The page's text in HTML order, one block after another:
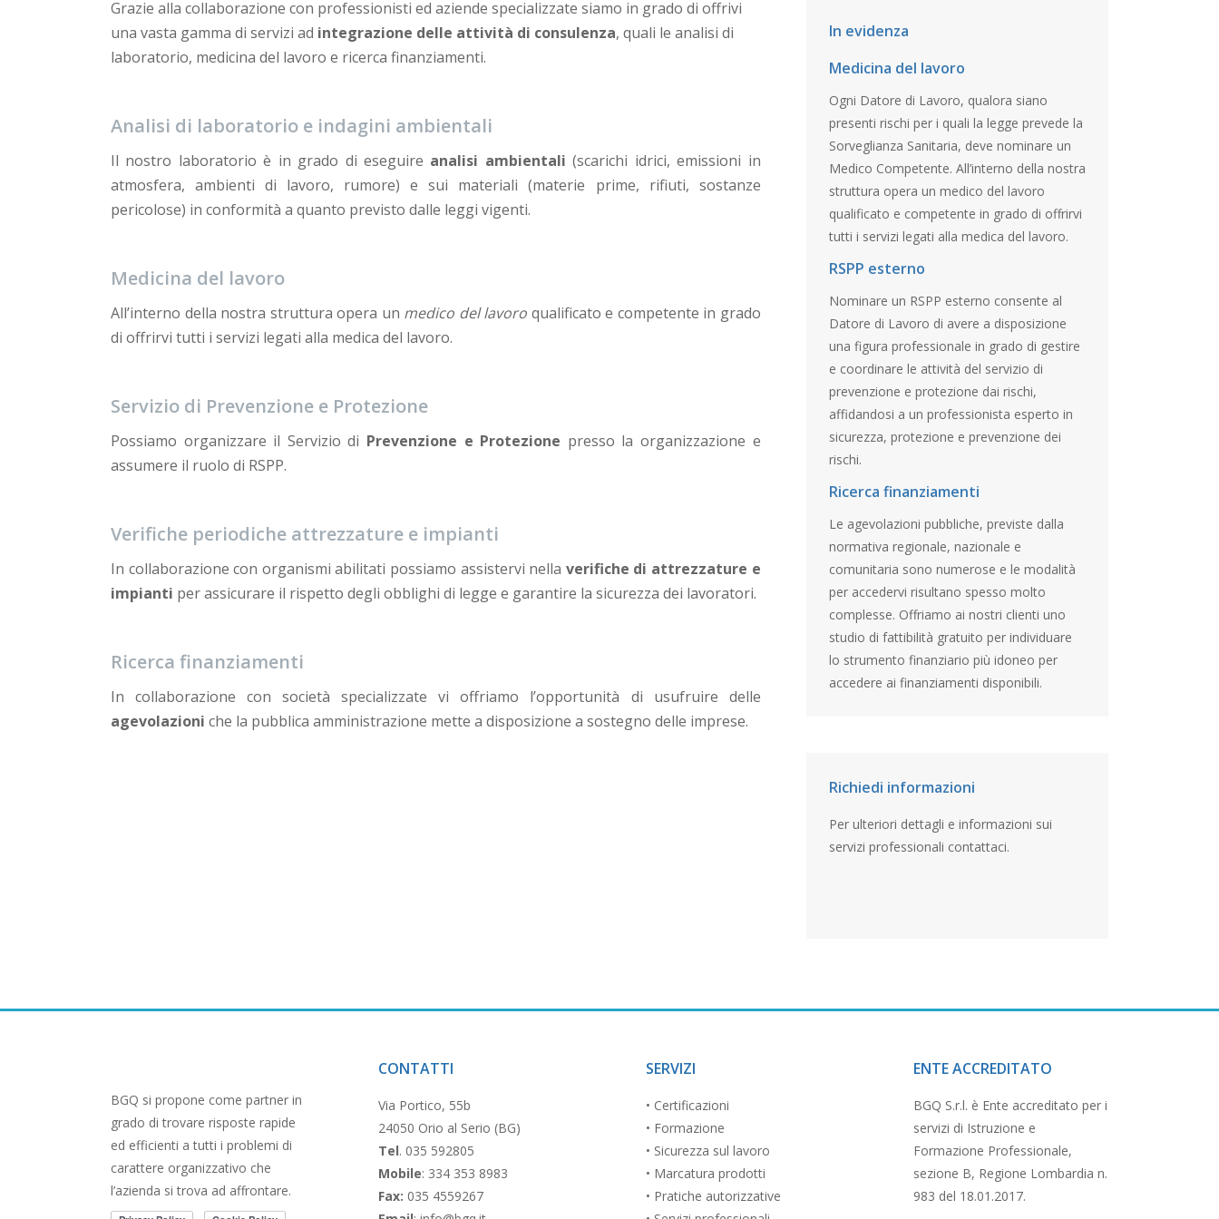
Grazie alla collaborazione con professionisti ed aziende specializzate siamo in grado di offrivi
una vasta gamma di servizi ad integrazione delle attività di consulenza, quali le analisi di
laboratorio, medicina del lavoro e ricerca finanziamenti.
Analisi di laboratorio e indagini ambientali
Il nostro laboratorio è in grado di eseguire analisi ambientali (scarichi idrici, emissioni in
atmosfera, ambienti di lavoro, rumore) e sui materiali (materie prime, rifiuti, sostanze
pericolose) in conformità a quanto previsto dalle leggi vigenti.
Medicina del lavoro
All’interno della nostra struttura opera un medico del lavoro qualificato e competente in grado
di offrirvi tutti i servizi legati alla medica del lavoro.
Servizio di Prevenzione e Protezione
Possiamo organizzare il Servizio di Prevenzione e Protezione presso la organizzazione e
assumere il ruolo di RSPP.
Verifiche periodiche attrezzature e impianti
In collaborazione con organismi abilitati possiamo assistervi nella verifiche di attrezzature e
impianti per assicurare il rispetto degli obblighi di legge e garantire la sicurezza dei lavoratori.
Ricerca finanziamenti
In collaborazione con società specializzate vi offriamo l’opportunità di usufruire delle
agevolazioni che la pubblica amministrazione mette a disposizione a sostegno delle imprese.
In evidenza
Medicina del lavoro
Ogni Datore di Lavoro, qualora siano
presenti rischi per i quali la legge prevede la
Sorveglianza Sanitaria, deve nominare un
Medico Competente. All’interno della nostra
struttura opera un medico del lavoro
qualificato e competente in grado di offrirvi
tutti i servizi legati alla medica del lavoro.
RSPP esterno
Nominare un RSPP esterno consente al
Datore di Lavoro di avere a disposizione
una figura professionale in grado di gestire
e coordinare le attività del servizio di
prevenzione e protezione dai rischi,
affidandosi a un professionista esperto in
sicurezza, protezione e prevenzione dei
rischi.
Ricerca finanziamenti
Le agevolazioni pubbliche, previste dalla
normativa regionale, nazionale e
comunitaria sono numerose e le modalità
per accedervi risultano spesso molto
complesse. Offriamo ai nostri clienti uno
studio di fattibilità gratuito per individuare
lo strumento finanziario più idoneo per
accedere ai finanziamenti disponibili.
Richiedi informazioni
Per ulteriori dettagli e informazioni sui
servizi professionali contattaci.
BGQ si propone come partner in
grado di trovare risposte rapide
ed efficienti a tutti i problemi di
carattere organizzativo che
l’azienda si trova ad affrontare.
CONTATTI
Via Portico, 55b
24050 Orio al Serio (BG)
Tel. 035 592805
Mobile: 334 353 8983
Fax: 035 4559267
SERVIZI
• Certificazioni
• Formazione
• Sicurezza sul lavoro
• Marcatura prodotti
• Pratiche autorizzative
ENTE ACCREDITATO
BGQ S.r.l. è Ente accreditato per i
servizi di Istruzione e
Formazione Professionale,
sezione B, Regione Lombardia n.
983 del 18.01.2017.